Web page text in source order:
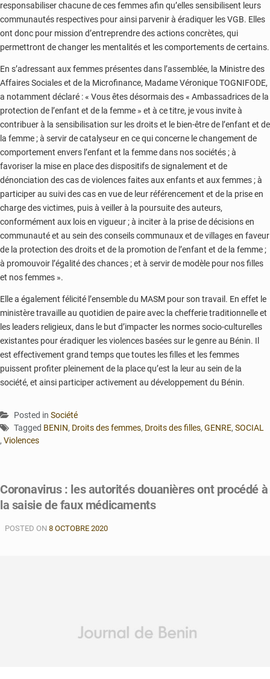
responsabiliser chacune de ces femmes afin qu’elles sensibilisent leurs
communautés respectives pour ainsi parvenir à éradiquer les VGB. Elles
ont donc pour mission d’entreprendre des actions concrètes, qui
permettront de changer les mentalités et les comportements de certains.
En s’adressant aux femmes présentes dans l’assemblée, la Ministre des
Affaires Sociales et de la Microfinance, Madame Véronique TOGNIFODE,
a notamment déclaré : « Vous êtes désormais des « Ambassadrices de la
protection de l’enfant et de la femme » et à ce titre, je vous invite à
contribuer à la sensibilisation sur les droits et le bien-être de l’enfant et de
la femme ; à servir de catalyseur en ce qui concerne le changement de
comportement envers l’enfant et la femme dans nos sociétés ; à
favoriser la mise en place des dispositifs de signalement et de
dénonciation des cas de violences faites aux enfants et aux femmes ; à
participer au suivi des cas en vue de leur référencement et de la prise en
charge des victimes, puis à veiller à la poursuite des auteurs,
conformément aux lois en vigueur ; à inciter à la prise de décisions en
communauté et au sein des conseils communaux et de villages en faveur
de la protection des droits et de la promotion de l’enfant et de la femme ;
à promouvoir l’égalité des chances ; et à servir de modèle pour nos filles
et nos femmes ».
Elle a également félicité l’ensemble du MASM pour son travail. En effet le
ministère travaille au quotidien de paire avec la chefferie traditionnelle et
les leaders religieux, dans le but d’impacter les normes socio-culturelles
existantes pour éradiquer les violences basées sur le genre au Bénin. Il
est effectivement grand temps que toutes les filles et les femmes
puissent profiter pleinement de la place qu’est la leur au sein de la
société, et ainsi participer activement au développement du Bénin.
Posted in Société
Tagged BENIN, Droits des femmes, Droits des filles, GENRE, SOCIAL
, Violences
Coronavirus : les autorités douanières ont procédé à
la saisie de faux médicaments
POSTED ON 8 OCTOBRE 2020